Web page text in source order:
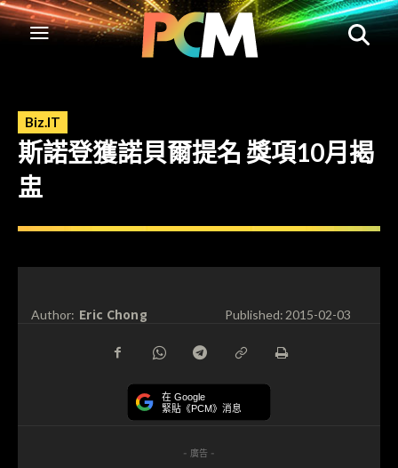
Biz.IT
斯諾登獲諾貝爾提名 獎項10月揭
盅
Author: Eric Chong Published:2015-02-03
在 Google
緊貼《PCM》消息
- 廣告 -